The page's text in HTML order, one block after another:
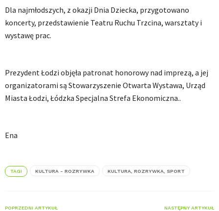
Dla najmłodszych, z okazji Dnia Dziecka, przygotowano
koncerty, przedstawienie Teatru Ruchu Trzcina, warsztaty i
wystawę prac.
Prezydent Łodzi objęła patronat honorowy nad imprezą, a jej
organizatorami są Stowarzyszenie Otwarta Wystawa, Urząd
Miasta Łodzi, Łódzka Specjalna Strefa Ekonomiczna..
Ena
TAGI KULTURA - ROZRYWKA KULTURA, ROZRYWKA, SPORT
POPRZEDNI ARTYKUŁ NASTĘPNY ARTYKUŁ